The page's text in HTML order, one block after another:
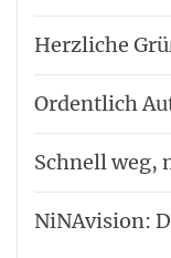
Herzliche
Ordentlich
Schnell weg,
NiNAvision: